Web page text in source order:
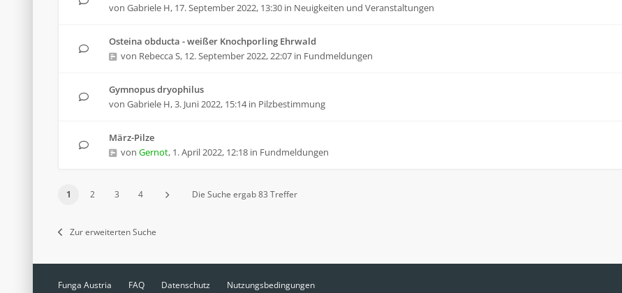
von Gabriele H, 17. September 2022, 13:30 in Neuigkeiten und Veranstaltungen
Osteina obducta - weißer Knochporling Ehrwald
von Rebecca S, 12. September 2022, 22:07 in Fundmeldungen
Gymnopus dryophilus
von Gabriele H,3. Juni 2022, 15:14in Pilzbestimmung
März-Pilze
von Gernot, 1. April 2022, 12:18 in Fundmeldungen
1 2 3 4 Die Suche ergab 83 Treffer
Zur erweiterten Suche
Funga Austria FAQ Datenschutz Nutzungsbedingungen